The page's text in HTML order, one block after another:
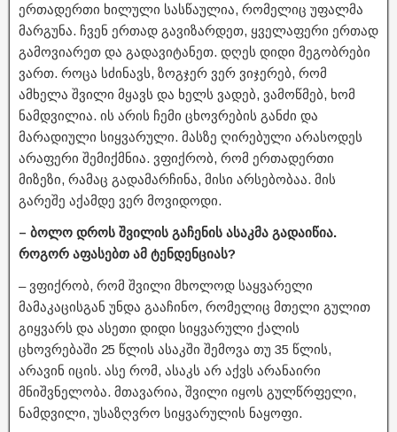
ერთადერთი ხილული სასწაულია, რომელიც უფალმა
მარგუნა. ჩვენ ერთად გავიზარდეთ, ყველაფერი ერთად
გამოვიარეთ და გადავიტანეთ. დღეს დიდი მეგობრები
ვართ. როცა სძინავს, ზოგჯერ ვერ ვიჯერებ, რომ
ამხელა შვილი მყავს და ხელს ვადებ, ვამოწმებ, ხომ
ნამდვილია. ის არის ჩემი ცხოვრების განძი და
მარადიული სიყვარული. მასზე ღირებული არასოდეს
არაფერი შემიქმნია. ვფიქრობ, რომ ერთადერთი
მიზეზი, რამაც გადამარჩინა, მისი არსებობაა. მის
გარეშე აქამდე ვერ მოვიდოდი.
– ბოლო დროს შვილის გაჩენის ასაკმა გადაიწია.
როგორ აფასებთ ამ ტენდენციას?
– ვფიქრობ, რომ შვილი მხოლოდ საყვარელი
მამაკაცისგან უნდა გააჩინო, რომელიც მთელი გულით
გიყვარს და ასეთი დიდი სიყვარული ქალის
ცხოვრებაში 25 წლის ასაკში შემოვა თუ 35 წლის,
არავინ იცის. ასე რომ, ასაკს არ აქვს არანაირი
მნიშვნელობა. მთავარია, შვილი იყოს გულწრფელი,
ნამდვილი, უსაზღვრო სიყვარულის ნაყოფი.